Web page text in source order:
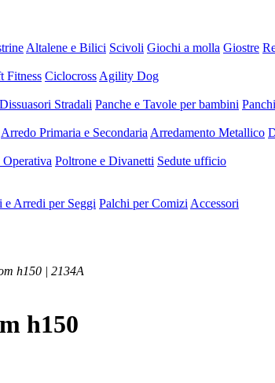
Altalene e Bilici Scivoli Giochi a molla Giostre
Fitness Ciclocross Agility Dog
Dissuasori Stradali Panche e Tavole per bambini
Arredo Primaria e Secondaria Arredamento Metallico
Poltrone e Divanetti Sedute ufficio
e Arredi per Seggi Palchi per Comizi Accessori
h150 | 2134A
h150